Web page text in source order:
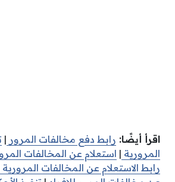
اقرأ أيضًا: رابط دفع مخالفات المرور |
المرورية | استعلام عن المخالفات
رابط الاستعلام عن المخالفات